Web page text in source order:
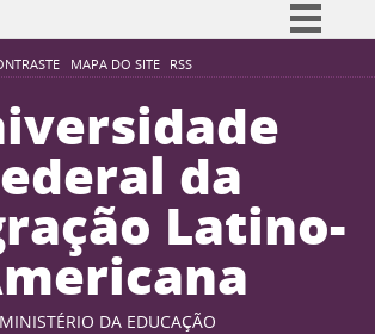
MAPA DO SITE RSS
Simplifique!
Participe
Acesso à informação
Legislação
Canais
da
Latino-
MINISTÉRIO DA EDUCAÇÃO